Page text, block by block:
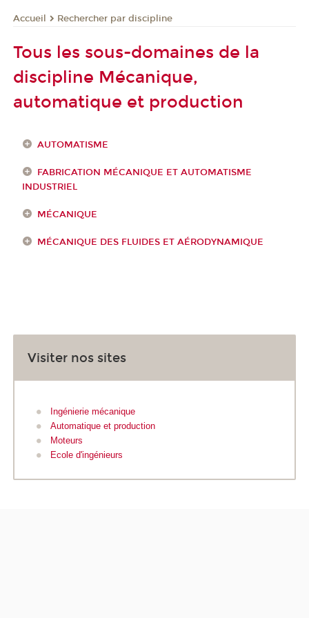
Accueil Rechercher par discipline
Tous les sous-domaines de la
discipline Mécanique,
automatique et production
AUTOMATISME
FABRICATION MÉCANIQUE ET AUTOMATISME
INDUSTRIEL
MÉCANIQUE
MÉCANIQUE DES FLUIDES ET AÉRODYNAMIQUE
Visiter nos sites
Ingénierie mécanique
Automatique et production
Moteurs
Ecole d'ingénieurs